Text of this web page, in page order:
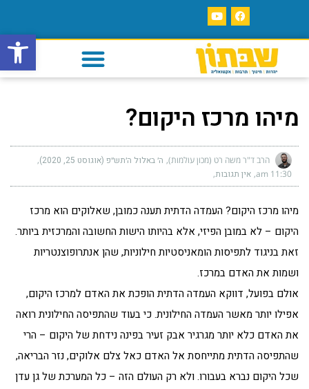
פתח
מיהו מרכז היקום?
הרב ד"ר משה רט (מכון עולמות) ה׳ באלול ה׳תש״פ (אוגוסט 25, 2020)
11:30 am אין תגובות
מיהו מרכז היקום? העמדה הדתית תענה כמובן, שאלוקים הוא מרכז
היקום – לא במובן הפיזי, אלא בהיותו הישות החשובה והמרכזית ביותר.
זאת בניגוד לתפיסות הומאניסטיות חילוניות, שהן אנתרופוצנטריות
ושמות את האדם במרכז.
אולם בפועל, דווקא העמדה הדתית הופכת את האדם למרכז היקום,
אפילו יותר מאשר העמדה החילונית. כי בעוד שהתפיסה החילונית רואה
את האדם כלא יותר מגרגיר אבק זעיר בפינה נידחת של היקום – הרי
שהתפיסה הדתית מתייחסת אל האדם כאל צלם אלוקים, נזר הבריאה,
שכל היקום נברא בעבורו. ולא רק העולם הזה – כל המערכת של גן עדן